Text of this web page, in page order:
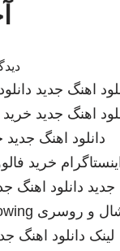
اهنگ جدید
اهنگ جدید
دانلود اهنگ جدید
اینستاگرام خرید
جدید دانلود اهنگ
و روسری
لینک دانلود اهنگ